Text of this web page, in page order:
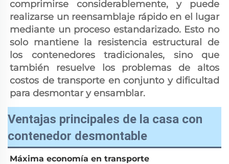
comprimirse considerablemente, y puede
realizarse un reensamblaje rápido en el lugar
mediante un proceso estandarizado. Esto no
solo mantiene la resistencia estructural de
los contenedores tradicionales, sino que
también resuelve los problemas de altos
costos de transporte en conjunto y dificultad
para desmontar y ensamblar.
Ventajas principales de la casa con
contenedor desmontable
Máxima economía en transporte